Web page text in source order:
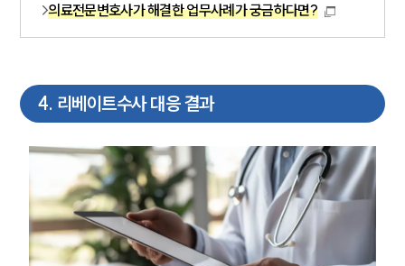
그룹소개
그룹소개
대륜의 강점
기업 의뢰인
오시는 길
글로벌 파트너 로펌
고객의 소리
통합검색
AI대륜
의료전문변호사가 해결한 업무사례가 궁금하다면?
4. 리베이트수사 대응 결과